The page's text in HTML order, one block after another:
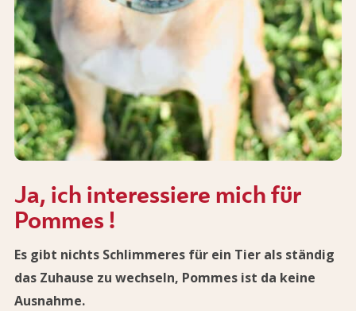
Ja, ich interessiere mich für
Pommes !
Es gibt nichts Schlimmeres für ein Tier als ständig
das Zuhause zu wechseln, Pommes ist da keine
Ausnahme.